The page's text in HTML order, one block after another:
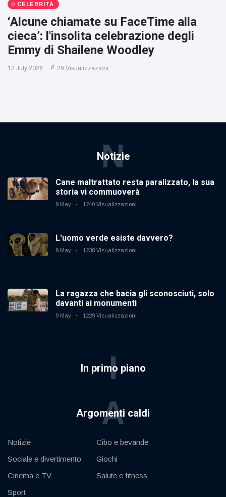
CELEBRITÀ
‘Alcune chiamate su FaceTime alla
cieca’: l'insolita celebrazione degli
Emmy di Shailene Woodley
12 July 2026 29 Visualizzazioni
Notizie
N
Cane maltrattato resta paralizzato, la sua
storia vi commuoverà
9 May 1240 Visualizzazioni
L'uomo verde esiste davvero?
9 May 1238 Visualizzazioni
La ragazza che bacia gli sconosciuti, solo
davanti ai monumenti
9 May 1229 Visualizzazioni
In primo piano
I
Argomenti caldi
A
Notizie
Sociale e divertimento
Cinema e TV
Sport
Cibo e bevande
Giochi
Salute e fitness